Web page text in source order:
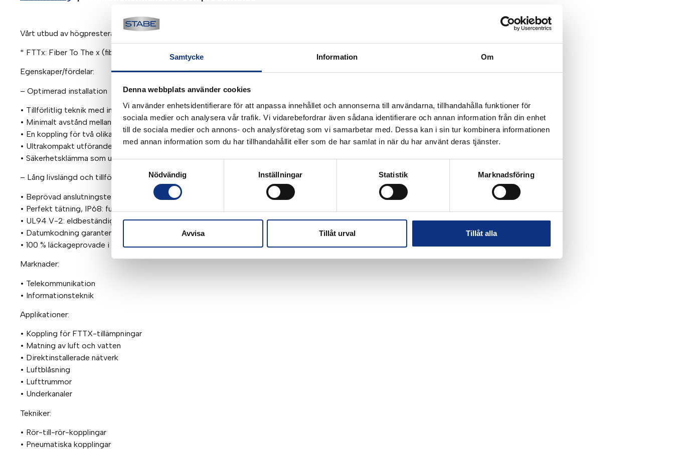
Samtycke Information Om
Denna webbplats använder cookies
Vi använder enhetsidentifierare för att anpassa innehållet och annonserna till användarna, tillhandahålla funktioner för
sociala medier och analysera vår trafik. Vi vidarebefordrar även sådana identifierare och annan information från din enhet
till de sociala medier och annons- och analysföretag som vi samarbetar med. Dessa kan i sin tur kombinera informationen
med annan information som du har tillhandahållit eller som de har samlat in när du har använt deras tjänster.
Nödvändig
Inställningar Statistik Marknadsföring
Avvisa Tillåt urval Tillåt alla
Vårt utbud av högpresterande kopplingar avser direktinstallationssystem för FTTx* och garanterar både enkel användning och lång livslängd.
* FTTx: Fiber To The x (fibrer till x) = hem, byggnad, campus, etc
Egenskaper/fördelar:
– Optimerad installation
• Tillförlitlig teknik med instickskoppling
• Minimalt avstånd mellan två rör efter anslutning eliminerar risken för igensättning under blåsning
• En koppling för två olika rörväggstjocklekar (koppling möjlig mellan direkt nedgrävda och rikta direktinstallerade mikrorör)
• Ultrakompakt utförande och intuitiv installation
• Säkerhetsklämma som undviker risk för oavsiktlig bortkoppling
– Lång livslängd och tillförlitlighet
• Beprövad anslutningsteknik möjliggör expandering av nätverk
• Perfekt tätning, IP68: fullt skydd mot partikelinträngning
• UL94 V-2: eldbeständighet för inomhusinstallationer
• Datumkodning garanterar kvalitet och spårbarhet
• 100 % läckageprovade i produktionen
Marknader:
• Telekommunikation
• Informationsteknik
Applikationer:
• Koppling för FTTX-tillämpningar
• Matning av luft och vatten
• Direktinstallerade nätverk
• Luftblåsning
• Lufttrummor
• Underkanaler
Tekniker:
• Rör-till-rör-kopplingar
• Pneumatiska kopplingar